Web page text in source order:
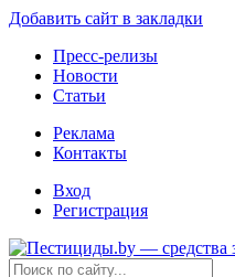
Добавить сайт в закладки
Пресс-релизы
Новости
Статьи
Реклама
Контакты
Вход
Регистрация